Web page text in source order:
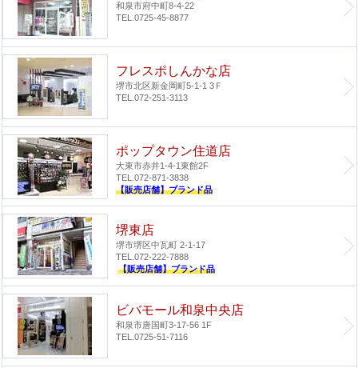
和泉市府中町8-4-22
TEL.0725-45-8877
フレスポしんかな店
堺市北区新金岡町5-1-1 3Ｆ
TEL.072-251-3113
ポップタウン住道店
大東市赤井1-4-1東館2F
TEL.072-871-3838
【販売店舗】ブランド品
堺東店
堺市堺区中瓦町 2-1-17
TEL.072-222-7888
【販売店舗】ブランド品
ビバモール和泉中央店
和泉市唐国町3-17-56 1F
TEL.0725-51-7116